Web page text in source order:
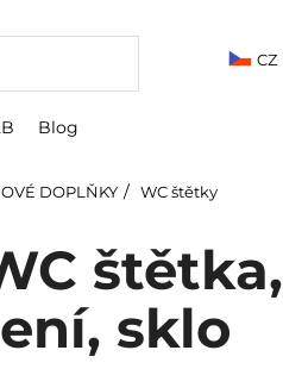
Blog
CZ
DOPLŇKY WC štětky
štětka,
sklo